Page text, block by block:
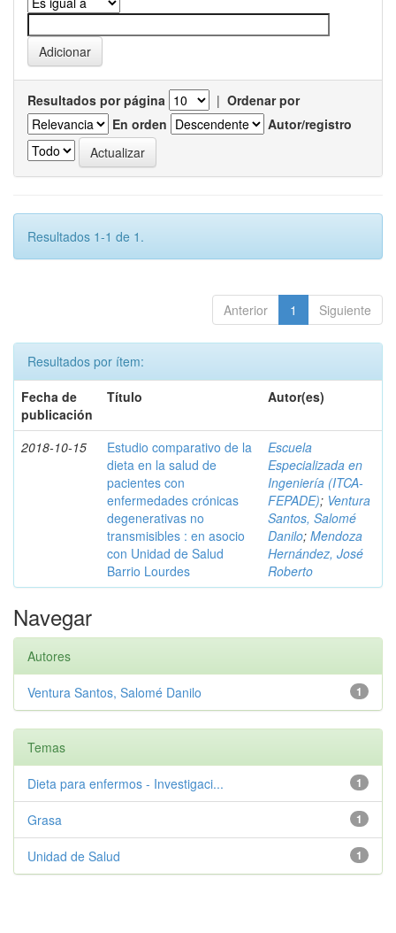
Resultados por página | Ordenar por
En orden
Autor/registro
Resultados 1-1 de 1.
Anterior 1 Siguiente
Resultados por ítem:
Fecha de
publicación
Título Autor(es)
2018-10-15
Estudio comparativo de la
dieta en la salud de
pacientes con
enfermedades crónicas
degenerativas no
transmisibles : en asocio
con Unidad de Salud
Barrio Lourdes
Escuela
Especializada en
Ingeniería (ITCA-
FEPADE); Ventura
Santos, Salomé
Danilo; Mendoza
Hernández, José
Roberto
Navegar
Autores
1
Ventura Santos, Salomé Danilo
Temas
1
Dieta para enfermos - Investigaci...
1
Grasa
1
Unidad de Salud